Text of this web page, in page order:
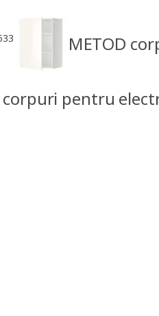
METOD
corpuri pentru